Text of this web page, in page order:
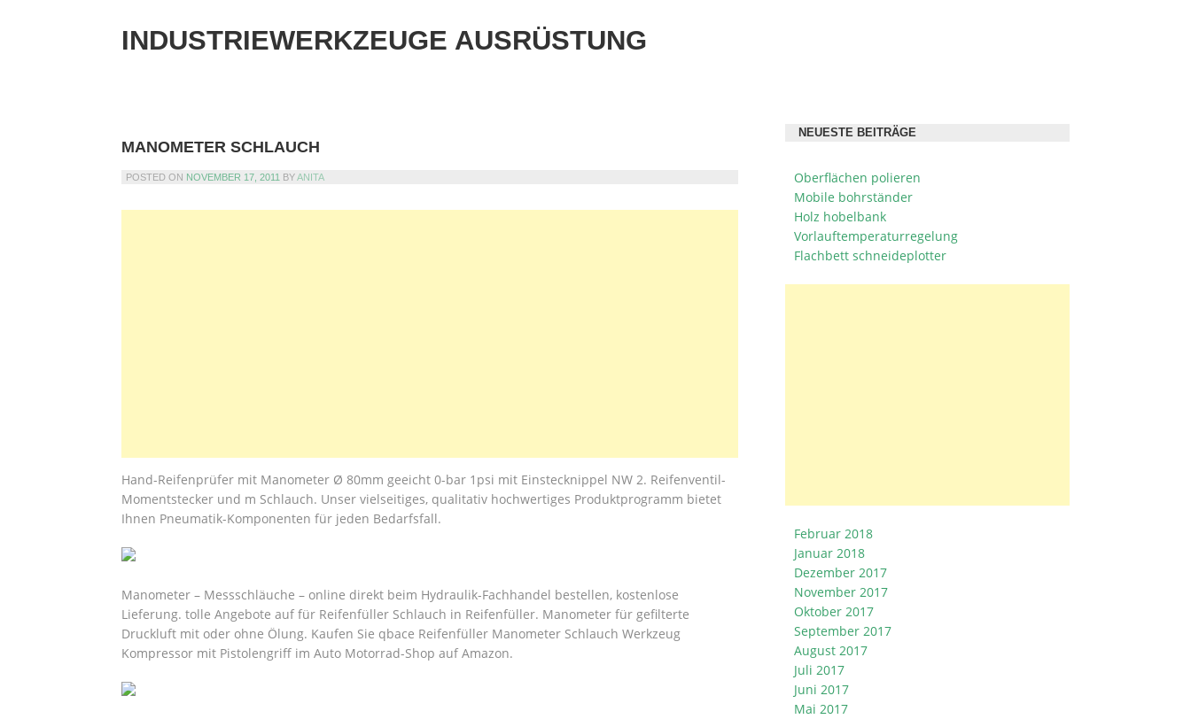
INDUSTRIEWERKZEUGE AUSRÜSTUNG
MANOMETER SCHLAUCH
POSTED ON NOVEMBER 17, 2011 BYANITA
Hand-Reifenprüfer mit Manometer Ø 80mm geeicht 0-bar 1psi mit Einstecknippel NW 2. Reifenventil-
Momentstecker und m Schlauch. Unser vielseitiges, qualitativ hochwertiges Produktprogramm bietet
Ihnen Pneumatik-Komponenten für jeden Bedarfsfall.
Manometer – Messschläuche – online direkt beim Hydraulik-Fachhandel bestellen, kostenlose
Lieferung. tolle Angebote auf für Reifenfüller Schlauch in Reifenfüller. Manometer für gefilterte
Druckluft mit oder ohne Ölung. Kaufen Sie qbace Reifenfüller Manometer Schlauch Werkzeug
Kompressor mit Pistolengriff im Auto Motorrad-Shop auf Amazon.
NEUESTE BEITRÄGE
Oberflächen polieren
Mobile bohrständer
Holz hobelbank
Vorlauftemperaturregelung
Flachbett schneideplotter
Februar 2018
Januar 2018
Dezember 2017
November 2017
Oktober 2017
September 2017
August 2017
Juli 2017
Juni 2017
Mai 2017